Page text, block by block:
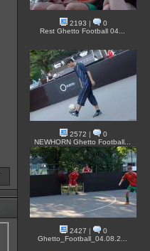
2193 |
0
Rest Ghetto Football 04...
2572 |
0
NEWHORN Ghetto Football...
2427 |
0
Ghetto_Football_04.08.2...